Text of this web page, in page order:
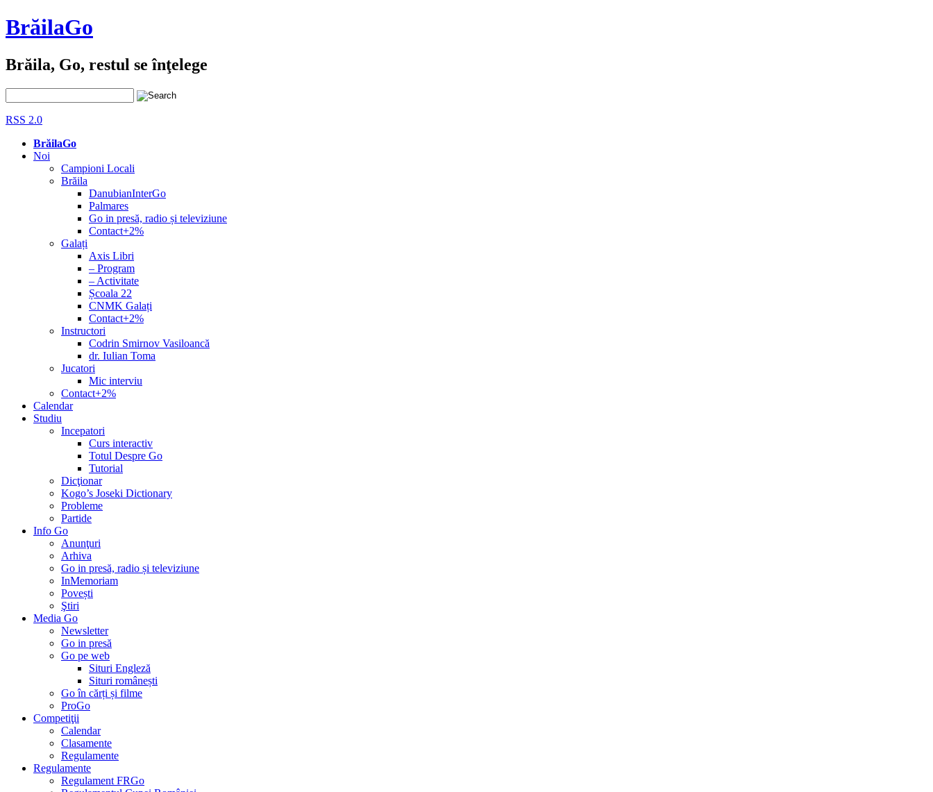
BrăilaGo
Brăila, Go, restul se înţelege
RSS 2.0
BrăilaGo
Noi
Campioni Locali
Brăila
DanubianInterGo
Palmares
Go in presă, radio și televiziune
Contact+2%
Galați
Axis Libri
– Program
– Activitate
Școala 22
CNMK Galați
Contact+2%
Instructori
Codrin Smirnov Vasiloancă
dr. Iulian Toma
Jucatori
Mic interviu
Contact+2%
Calendar
Studiu
Incepatori
Curs interactiv
Totul Despre Go
Tutorial
Dicţionar
Kogo’s Joseki Dictionary
Probleme
Partide
Info Go
Anunţuri
Arhiva
Go in presă, radio și televiziune
InMemoriam
Povești
Ştiri
Media Go
Newsletter
Go in presă
Go pe web
Situri Engleză
Situri românești
Go în cărți și filme
ProGo
Competiţii
Calendar
Clasamente
Regulamente
Regulamente
Regulament FRGo